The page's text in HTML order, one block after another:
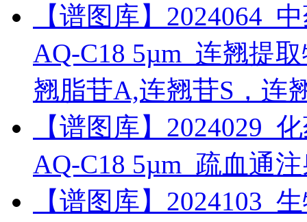
【谱图库】2024064_
AQ-C18 5µm_连翘提
翘脂苷A,连翘苷S，连
【谱图库】2024029_
AQ-C18 5µm_疏血通
【谱图库】2024103_